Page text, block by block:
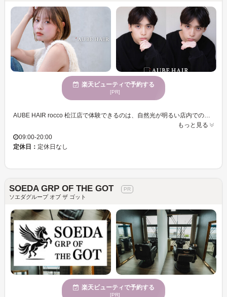
楽天ビューティで予約する
[PR]
AUBE HAIR rocco 松江店で体験できるのは、自然光が明るい店内での穏やかな時間。マンツーマンの丁寧なカウンセリングを通じて、1人ひとりの髪質や骨格を見極め、ライフスタイルにぴったりのスタイルを提案します。特に若い女性に人気のこのサロンで、トレンドと個性を融合した魅力を引き出し、“私らしい可愛さ”を実現できます。お手頃価格で通えるので、無理なくトレンド感溢れるスタイルを維持できます。AUBE HAIR rocco 松江店で、あなたの毎日がより楽しく輝くお手伝いをします。自分に似合うスタイルを見つけたい方に最適です。
もっと見る
09:00-20:00
定休日： 定休日なし
SOEDA GRP OF THE GOT
ソエダグループ オブ ザ ゴット
楽天ビューティで予約する
[PR]